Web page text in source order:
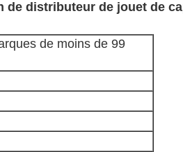
distributeur de jouet de
de moins de 99